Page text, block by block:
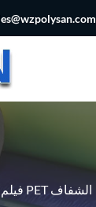
فيلم PET الشفاف